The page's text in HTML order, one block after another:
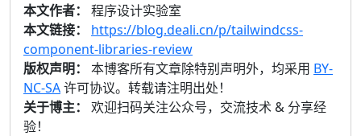
本文作者：
程序设计实验室
本文链接：
https://blog.deali.cn/p/tailwindcss-
component-libraries-review
版权声明：
本博客所有文章除特别声明外，均采用 BY-
NC-SA许可协议。转载请注明出处！
关于博主：
欢迎扫码关注公众号，交流技术 & 分享经
验！